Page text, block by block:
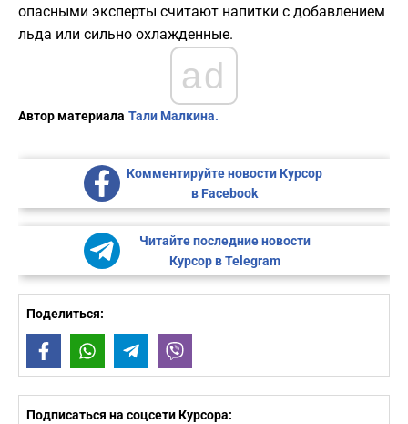
опасными эксперты считают напитки с добавлением
льда или сильно охлажденные.
ad
Автор материала Тали Малкина.
Комментируйте новости Курсор
в Facebook
Читайте последние новости
Курсор в Telegram
Поделиться:
FacebookWhatsAppTelegram
Подписаться на соцсети Курсора: